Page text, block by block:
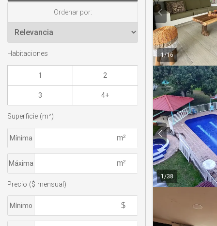
1/16
1 /38
Ordenar por:
Habitaciones
1 2
3 4+
Superficie (m²)
Mínima
Máxima
Precio ($ mensual)
Mínimo